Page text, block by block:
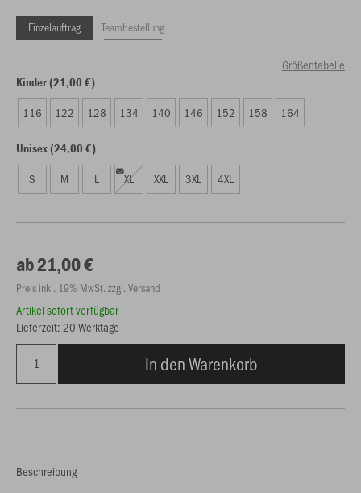
Einzelauftrag Teambestellung
Größentabelle
Kinder (21,00 €)
116 122 128 134 140 146 152 158 164
Unisex (24,00 €)
S M L XL XXL 3XL 4XL
ab 21,00 €
Preis inkl. 19% MwSt. zzgl. Versand
Artikel sofort verfügbar
Lieferzeit: 20 Werktage
In den Warenkorb
Beschreibung